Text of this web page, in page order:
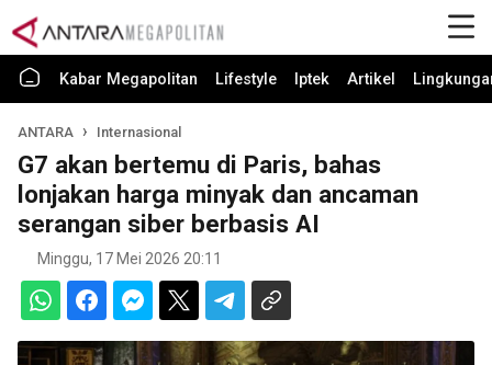
Kabar Megapolitan Lifestyle Iptek Artikel
ANTARA Internasional
G7 akan bertemu di Paris, bahas
lonjakan harga minyak dan ancaman
serangan siber berbasis AI
Minggu, 17 Mei 2026 20:11